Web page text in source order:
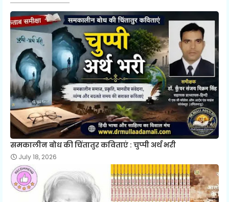
समकालीन बोध की चिंतातुर कविताएं : चुप्पी अर्थ भरी
July 18, 2026